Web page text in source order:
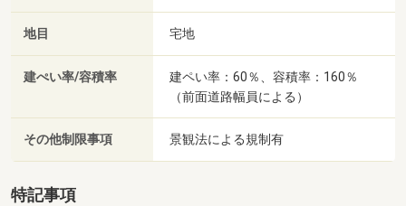
地目 宅地
建ぺい率/容積率
建ペい率：60％、容積率：160％
（前面道路幅員による）
その他制限事項 景観法による規制有
特記事項